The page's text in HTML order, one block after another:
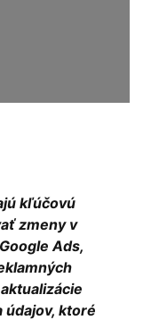
kľúčovú
zmeny v
Ads,
údajov, ktoré